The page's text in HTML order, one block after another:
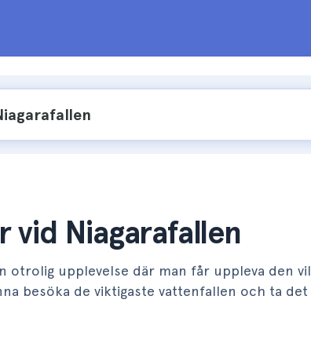
Niagarafallen
otrolig upplevelse där man får uppleva den
besöka de viktigaste vattenfallen och ta